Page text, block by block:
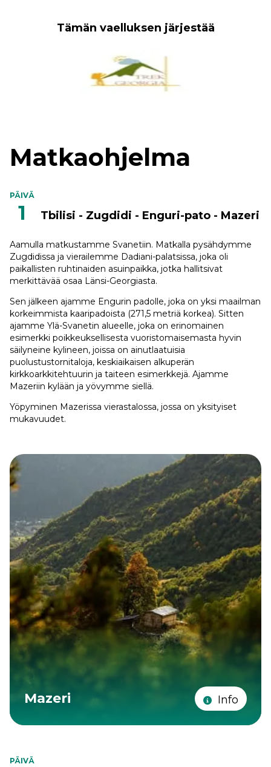
Tämän vaelluksen järjestää
Matkaohjelma
PÄIVÄ
1 Tbilisi - Zugdidi - Enguri-pato - Mazeri
Aamulla matkustamme Svanetiin. Matkalla pysähdymme
Zugdidissa ja vierailemme Dadiani-palatsissa, joka oli
paikallisten ruhtinaiden asuinpaikka, jotka hallitsivat
merkittävää osaa Länsi-Georgiasta.
Sen jälkeen ajamme Engurin padolle, joka on yksi maailman
korkeimmista kaaripadoista (271,5 metriä korkea). Sitten
ajamme Ylä-Svanetin alueelle, joka on erinomainen
esimerkki poikkeuksellisesta vuoristomaisemasta hyvin
säilyneine kylineen, joissa on ainutlaatuisia
puolustustornitaloja, keskiaikaisen alkuperän
kirkkoarkkitehtuurin ja taiteen esimerkkejä. Ajamme
Mazeriin kylään ja yövymme siellä.
Yöpyminen Mazerissa vierastalossa, jossa on yksityiset
mukavuudet.
Mazeri Info
PÄIVÄ